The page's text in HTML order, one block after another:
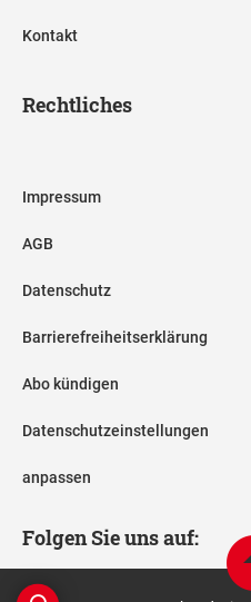
Kontakt
Rechtliches
Impressum
AGB
Datenschutz
Barrierefreiheitserklärung
Abo kündigen
Datenschutzeinstellungen
anpassen
Folgen Sie uns auf: